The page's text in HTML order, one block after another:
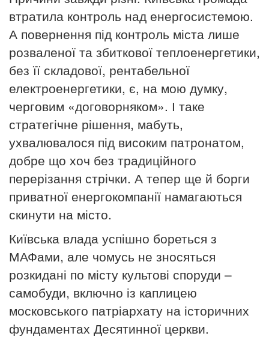
втратила контроль над енергосистемою.
А повернення під контроль міста лише
розваленої та збиткової теплоенергетики,
без її складової, рентабельної
електроенергетики, є, на мою думку,
черговим «договорняком». І таке
стратегічне рішення, мабуть,
ухвалювалося під високим патронатом,
добре що хоч без традиційного
перерізання стрічки. А тепер ще й борги
приватної енергокомпанії намагаються
скинути на місто.
Київська влада успішно бореться з
МАФами, але чомусь не зносяться
розкидані по місту культові споруди –
самобуди, включно із каплицею
московського патріархату на історичних
фундаментах Десятинної церкви.